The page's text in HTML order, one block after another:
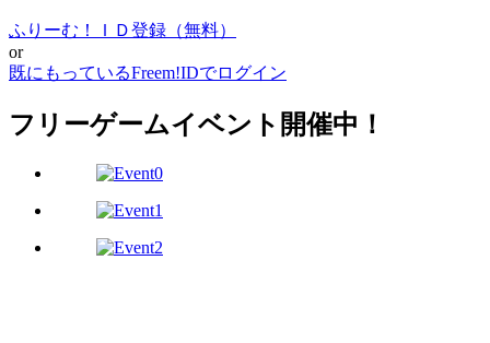
ふりーむ！ＩＤ登録（無料）
or
既にもっているFreem!IDでログイン
フリーゲームイベント開催中！